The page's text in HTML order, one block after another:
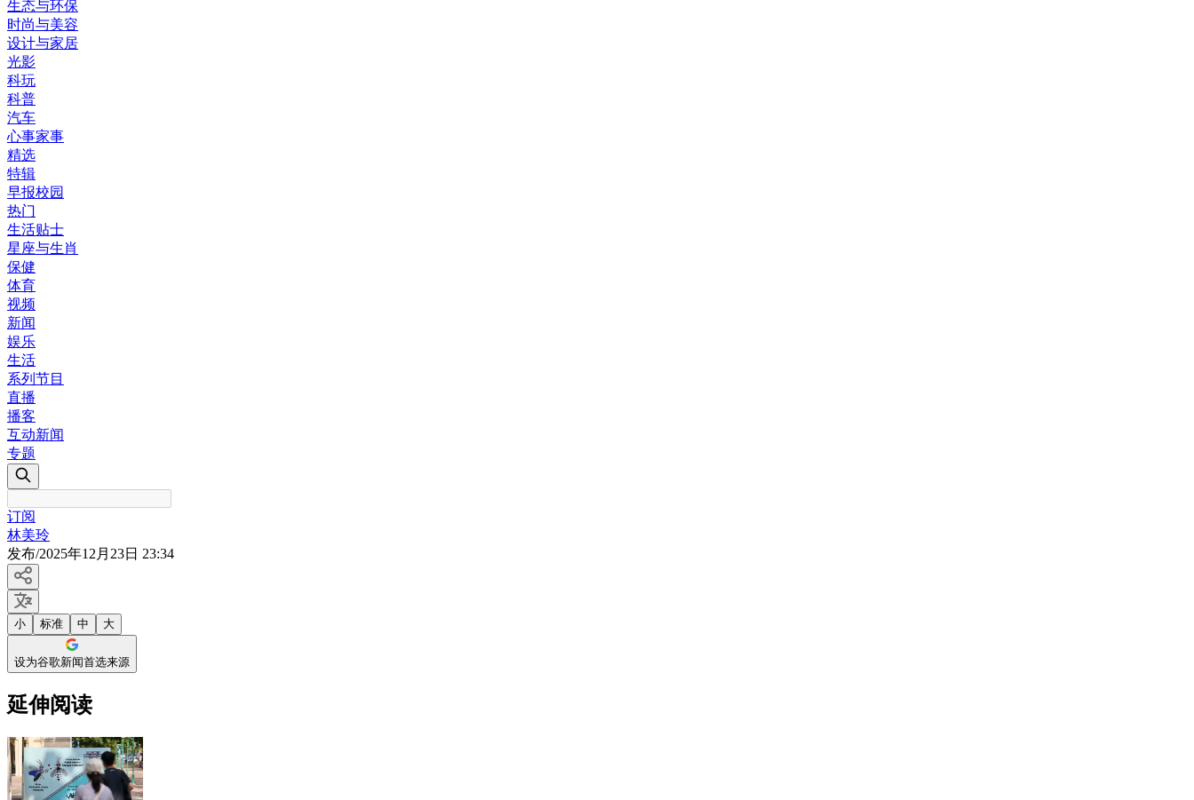
生态与环保
时尚与美容
设计与家居
光影
科玩
科普
汽车
心事家事
精选
特辑
早报校园
热门
生活贴士
星座与生肖
保健
体育
视频
新闻
娱乐
生活
系列节目
直播
播客
互动新闻
专题
订阅
林美玲
发布/2025年12月23日 23:34
小 标准 中 大
设为谷歌新闻首选来源
延伸阅读